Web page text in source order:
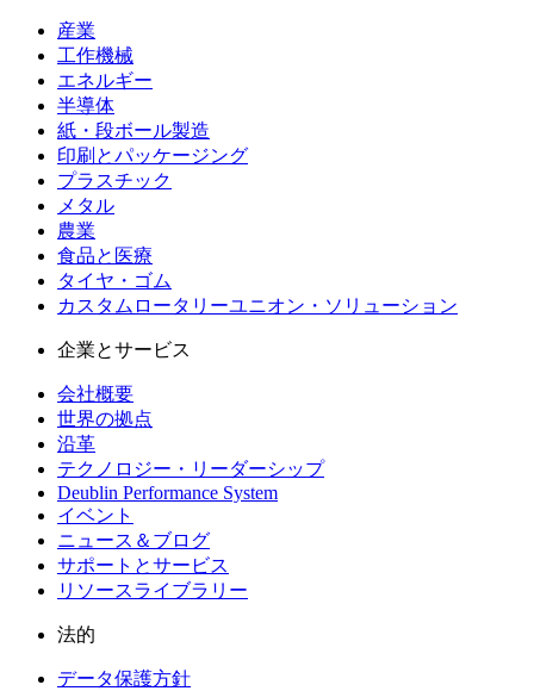
産業
工作機械
エネルギー
半導体
紙・段ボール製造
印刷とパッケージング
プラスチック
メタル
農業
食品と医療
タイヤ・ゴム
カスタムロータリーユニオン・ソリューション
企業とサービス
会社概要
世界の拠点
沿革
テクノロジー・リーダーシップ
Deublin Performance System
イベント
ニュース＆ブログ
サポートとサービス
リソースライブラリー
法的
データ保護方針